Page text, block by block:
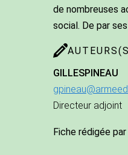
de nombreuses
social. De par
GILLESPINEAU
Directeur adjoint
Fiche rédigée par